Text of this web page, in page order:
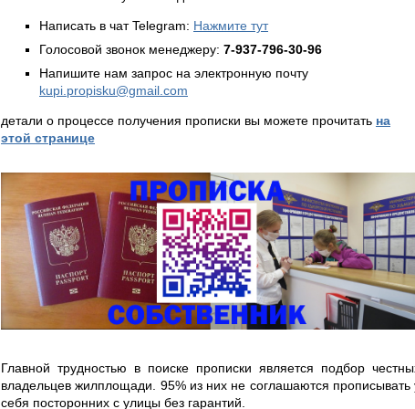
Написать в чат Telegram: Нажмите тут
Голосовой звонок менеджеру: 7-937-796-30-96
Напишите нам запрос на электронную почту
kupi.propisku@gmail.com
детали о процессе получения прописки вы можете прочитать на
этой странице
Главной трудностью в поиске прописки является подбор
владельцев жилплощади. 95% из них не соглашаются прописывать
себя посторонних с улицы без гарантий.